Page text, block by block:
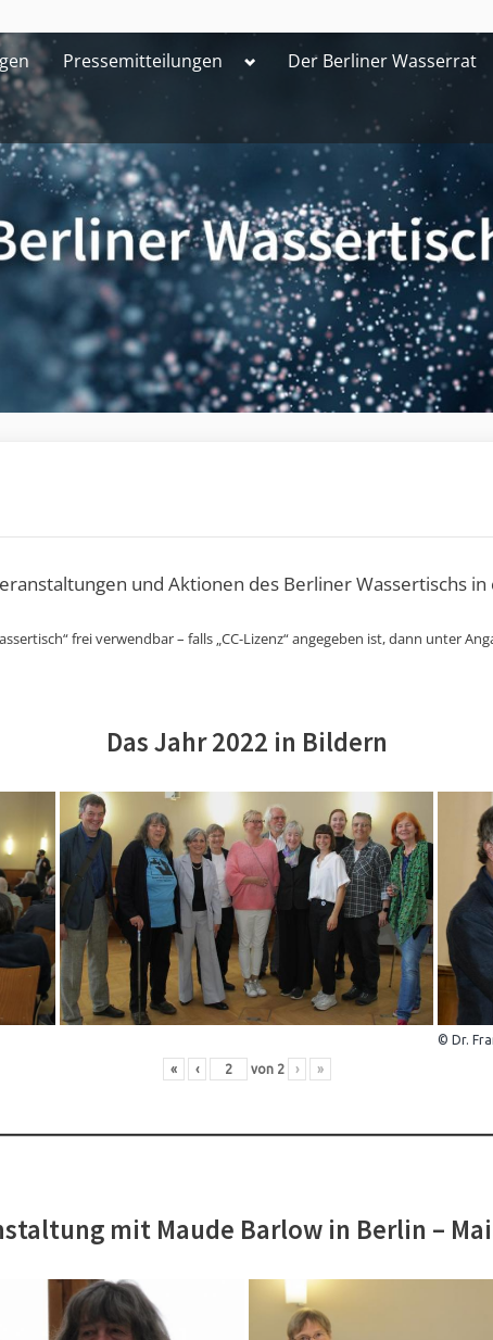
Pressemitteilungen ToggleDer Berliner Wasserrat
und Aktionen des Berliner Wassertischs
frei verwendbar – falls „CC-Lizenz“ angegeben ist, dann unter
Das Jahr 2022 in Bildern
© Dr.
« ‹ von 2 › »
mit Maude Barlow in Berlin –